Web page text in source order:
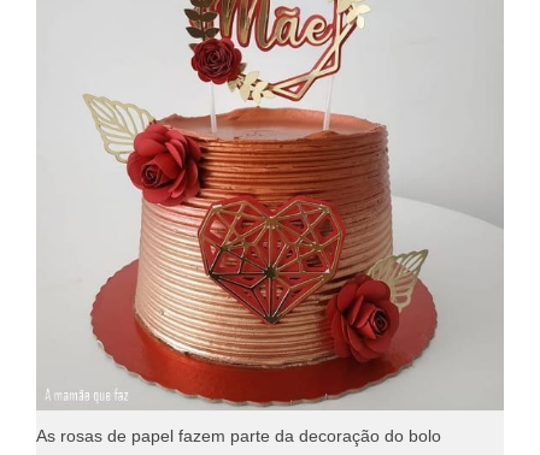
As rosas de papel fazem parte da decoração do bolo